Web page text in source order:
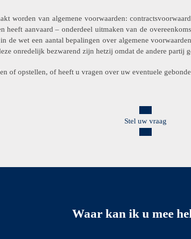
worden van algemene voorwaarden:
heeft aanvaard – onderdeel uitmaken van de
de wet een aantal bepalingen over algemene
onredelijk bezwarend zijn hetzij omdat de andere
of opstellen, of heeft u vragen over uw eventuele
Stel uw vraag
Waar kan ik u mee